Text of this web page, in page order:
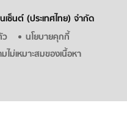
ซ็นต์ (ประเทศไทย) จำกัด
ว
นโยบายคุกกี้
ไม่เหมาะสมของเนื้อหา